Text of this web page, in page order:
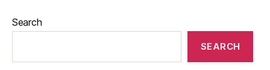
Search
SEARCH